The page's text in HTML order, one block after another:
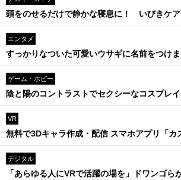
頭をのせるだけで静かな寝息に！ いびきケア
エンタメ
すっかりなついた可愛いウサギに名前をつけま
ゲーム・ホビー
陰と陽のコントラストでセクシーなコスプレ
VR
無料で3Dキャラ作成・配信 スマホアプリ「カ
デジタル
「あらゆる人にVRで活躍の場を」ドワンゴら